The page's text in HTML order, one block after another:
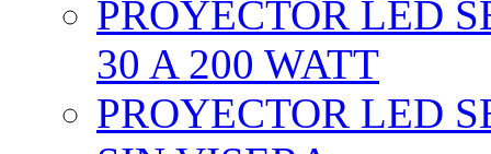
PROYECTOR LED
30 A 200 WATT
PROYECTOR LED